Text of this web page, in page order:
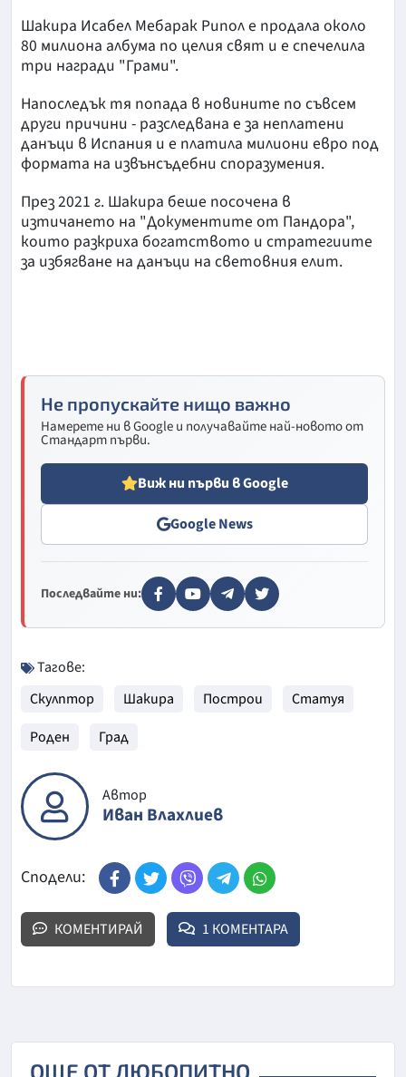
Шакира Исабел Мебарак Рипол е продала около
80 милиона албума по целия свят и е спечелила
три награди "Грами".
Напоследък тя попада в новините по съвсем
други причини - разследвана е за неплатени
данъци в Испания и е платила милиони евро под
формата на извънсъдебни споразумения.
През 2021 г. Шакира беше посочена в
изтичането на "Документите от Пандора",
които разкриха богатството и стратегиите
за избягване на данъци на световния елит.
Не пропускайте нищо важно
Намерете ни в Google и получавайте най-новото от
Стандарт първи.
Виж ни първи в Google
Google News
Последвайте ни:
Тагове:
Скулптор
Шакира Построи
Статуя
Роден
Град
Автор
Иван Влахлиев
Сподели:
КОМЕНТИРАЙ 1 КОМЕНТАРА
ОЩЕ ОТ ЛЮБОПИТНО